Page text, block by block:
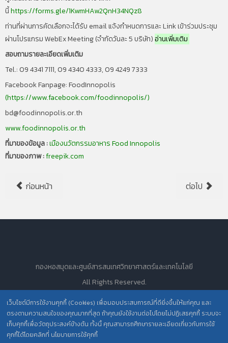
นี้https://forms.gle/1KwmHAw2QnH34NQz8
ท่านที่ผ่านการคัดเลือกจะได้รับ email แจ้งกำหนดการและ Link เข้าร่วมประชุม
ผ่านโปรแกรม WebEx Meeting (จำกัดวันละ 5 บริษัท)อ่านเพิ่มเติม
สอบถามรายละเอียดเพิ่มเติม
Tel.: 09 4341 7111, 09 4340 4333, 09 4249 7333
Facebook Fanpage: FoodInnopolis
(https://www.facebook.com/foodinnopolis/)
bd@foodinnopolis.or.th
www.foodinnopolis.or.th
ที่มาของข้อมูล :เมืองนวัตกรรมอาหาร Food Innopolis
ที่มาของภาพ :freepik.com
ก่อนหน้า ต่อไป
เว็บไซต์มีการใช้งานคุกกี้ (Cookies) เพื่อมอบประสบการณ์ที่ดียิ่งขึ้นให้แก่คุณ และ
ตรงตามความสนใจของคุณมากที่สุด ถ้าคุณยังใช้งานต่อไปโดยไม่ปฏิเสธคุกกี้ ระบบจะ
เก็บคุกกี้เพื่อวัตถุประสงค์ข้างต้น ทั้งนี้ คุณสามารถศึกษารายละเอียดเกี่ยวกับการใช้
คุกกี้ได้โดยคลิกที่ นโยบายการใช้คุกกี้
กองหอสมุดและศูนย์สารสนเทศวิทยาศาสตร์และเทคโนโลยี
All Rights Reserved.
นโยบายการคุ้มครองข้อมูลส่วนบุคคล วศ. /
ประกาศความเป็นส่วนตัว (Privacy Notice) สำหรับการบริการสารสนเทศ